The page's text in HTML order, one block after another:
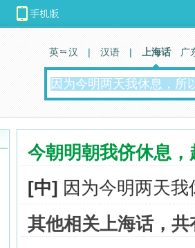
英 汉 | 汉语 | 上海话 广
今朝明朝我侪休息
[中] 因为今明两天
其他相关上海话，共